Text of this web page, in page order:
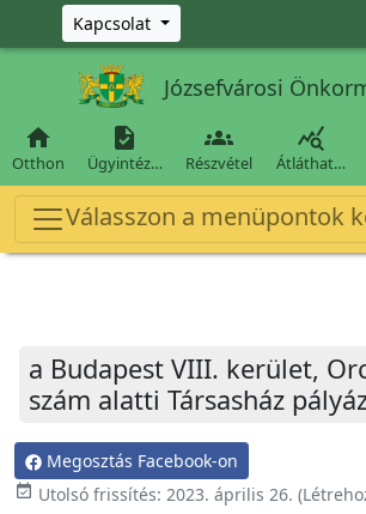
Ugrás a fő tartalomra
Kapcsolat
Józsefvárosi

Otthon

Ügyintéz…

Részvétel

Átláthat…
Válasszon a menüpontok
a Budapest VIII. kerület,
szám alatti Társasház
Megosztás Facebook-on
event_available Utolsó frissítés: 2023. április 26.